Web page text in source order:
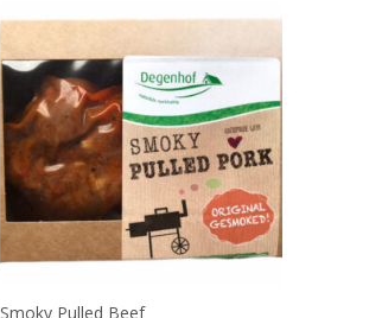
Smoky Pulled Beef